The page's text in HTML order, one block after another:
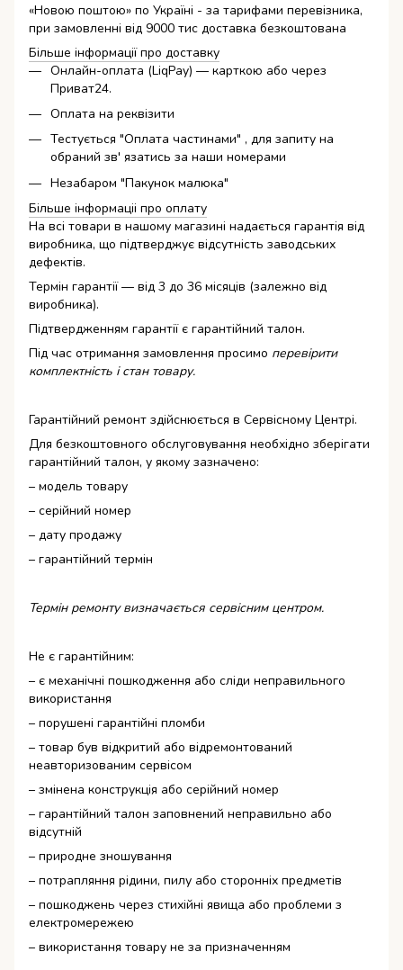
«Новою поштою» по Україні - за тарифами перевізника,
при замовленні від 9000 тис доставка безкоштована
Більше інформації про доставку
Онлайн-оплата (LiqPay) — карткою або через
Приват24.
Оплата на реквізити
Тестується "Оплата частинами" , для запиту на
обраний зв' язатись за наши номерами
Незабаром "Пакунок малюка"
Більше інформаціі про оплату
На всі товари в нашому магазині надається гарантія від
виробника, що підтверджує відсутність заводських
дефектів.
Термін гарантії — від 3 до 36 місяців (залежно від
виробника).
Підтвердженням гарантії є гарантійний талон.
Під час отримання замовлення просимо перевірити
комплектність і стан товару.
Гарантійний ремонт здійснюється в Сервісному Центрі.
Для безкоштовного обслуговування необхідно зберігати
гарантійний талон, у якому зазначено:
– модель товару
– серійний номер
– дату продажу
– гарантійний термін
Термін ремонту визначається сервісним центром.
Не є гарантійним:
– є механічні пошкодження або сліди неправильного
використання
– порушені гарантійні пломби
– товар був відкритий або відремонтований
неавторизованим сервісом
– змінена конструкція або серійний номер
– гарантійний талон заповнений неправильно або
відсутній
– природне зношування
– потрапляння рідини, пилу або сторонніх предметів
– пошкоджень через стихійні явища або проблеми з
електромережею
– використання товару не за призначенням